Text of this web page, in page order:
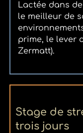
Lactée dans
le meilleur de
prime, le lever
Zermatt).
Stage de
trois jours